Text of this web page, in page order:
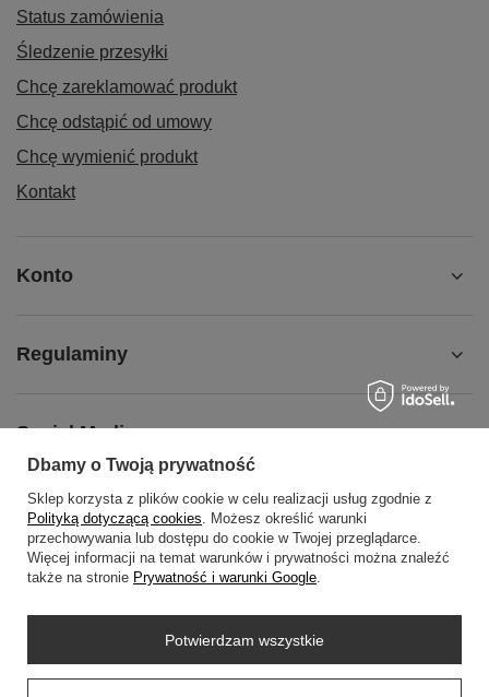
Status zamówienia
Śledzenie przesyłki
Chcę zareklamować produkt
Chcę odstąpić od umowy
Chcę wymienić produkt
Kontakt
Konto
Regulaminy
Social Media
O NAS
wowbag2024@gmail.com
Dbamy o Twoją prywatność
Sklep korzysta z plików cookie w celu realizacji usług zgodnie z
Polityką dotyczącą cookies. Możesz określić warunki
przechowywania lub dostępu do cookie w Twojej przeglądarce.
Więcej informacji na temat warunków i prywatności można znaleźć
także na stronie Prywatność i warunki Google.
Potwierdzam wszystkie